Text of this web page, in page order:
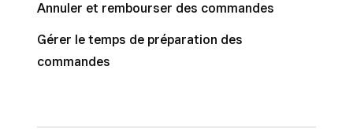
Annuler et rembourser des commandes
Gérer le temps de préparation des
commandes